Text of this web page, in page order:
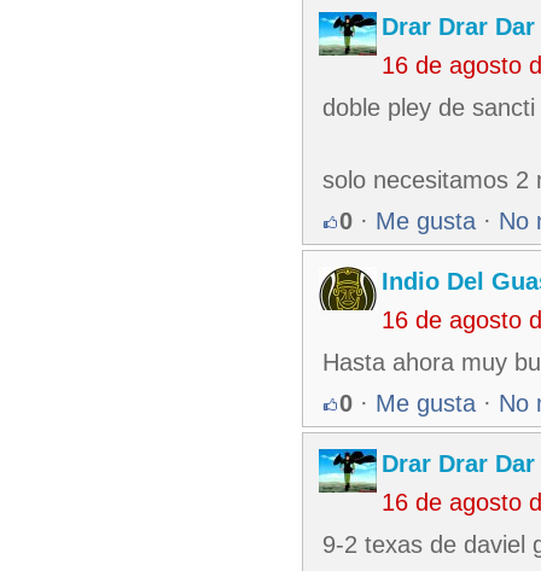
Drar Drar Dar
16 de agosto
doble pley de
solo necesitamos 2
0 · Me gusta · No
Indio Del
16 de agosto
Hasta ahora muy
0 · Me gusta · No
Drar Drar Dar
16 de agosto
9-2 texas de daviel